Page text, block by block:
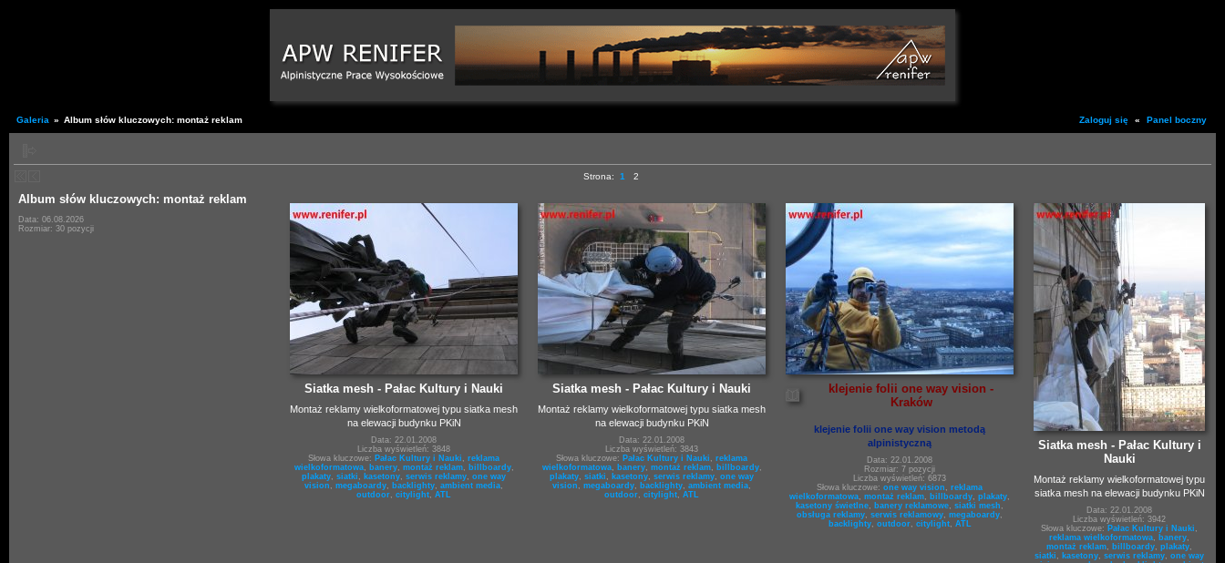
Zaloguj się « Panel boczny
Galeria » Album słów kluczowych: montaż reklam
Strona: 1 2
Album słów kluczowych: montaż reklam
Data: 06.08.2026
Rozmiar: 30 pozycji
Siatka mesh - Pałac Kultury i Nauki
Montaż reklamy wielkoformatowej typu siatka mesh
na elewacji budynku PKiN
Data: 22.01.2008
Liczba wyświetleń: 3848
Słowa kluczowe: Pałac Kultury i Nauki , reklama
wielkoformatowa, banery, montaż reklam, billboardy,
plakaty, siatki , kasetony, serwis reklamy, one way
vision , megaboardy, backlighty, ambient media,
outdoor, citylight, ATL
Siatka mesh - Pałac Kultury i Nauki
Montaż reklamy wielkoformatowej typu siatka mesh
na elewacji budynku PKiN
Data: 22.01.2008
Liczba wyświetleń: 3843
Słowa kluczowe: Pałac Kultury i Nauki , reklama
wielkoformatowa, banery, montaż reklam, billboardy,
plakaty, siatki , kasetony, serwis reklamy, one way
vision , megaboardy, backlighty, ambient media,
outdoor, citylight, ATL
klejenie folii one way vision -
Kraków
klejenie folii one way vision metodą
alpinistyczną
Data: 22.01.2008
Rozmiar: 7 pozycji
Liczba wyświetleń: 6873
Słowa kluczowe: one way vision , reklama
wielkoformatowa, montaż reklam, billboardy, plakaty,
kasetony świetlne, banery reklamowe, siatki mesh ,
obsługa reklamy, serwis reklamowy, megaboardy,
backlighty, outdoor, citylight, ATL
Siatka mesh - Pałac Kultury i
Nauki
Montaż reklamy wielkoformatowej typu
siatka mesh na elewacji budynku PKiN
Data: 22.01.2008
Liczba wyświetleń: 3942
Słowa kluczowe: Pałac Kultury i Nauki ,
reklama wielkoformatowa, banery,
montaż reklam, billboardy, plakaty,
siatki , kasetony, serwis reklamy, one way